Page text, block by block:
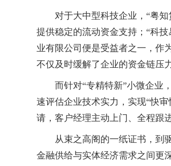
对于大中型科技企业，“粤知贷
提供稳定的流动资金支持；“科
业有限公司便是受益者之一，作
不仅及时缓解了企业的资金链压
而针对“专精特新”小微企业，
速评估企业技术实力，实现“快
请，客户经理主动上门、全程跟
从束之高阁的一纸证书，到驱
金融供给与实体经济需求之间更